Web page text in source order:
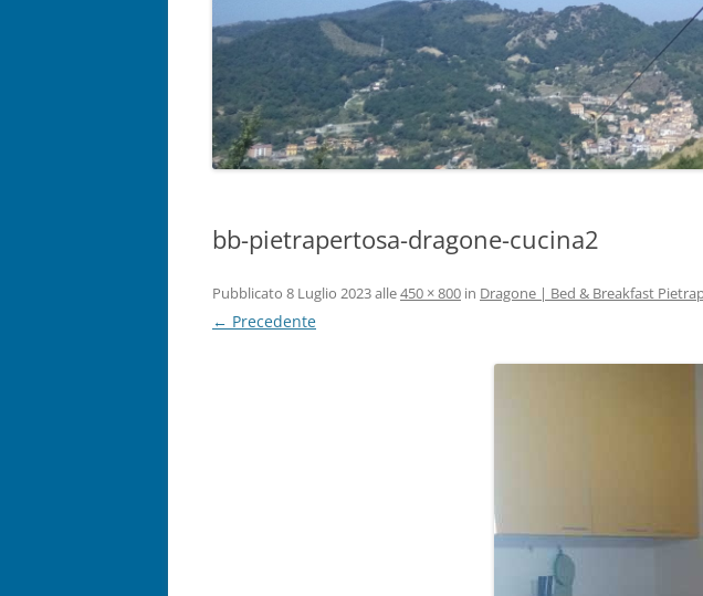
bb-pietrapertosa-dragone-cucina2
Pubblicato 8 Luglio 2023alle450 × 800 in Dragone | Bed & Breakfast
← Precedente